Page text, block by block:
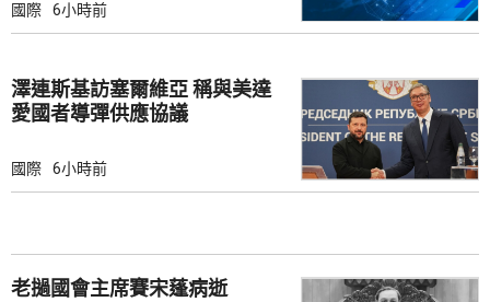
國際 6小時前
澤連斯基訪塞爾維亞 稱與美達
愛國者導彈供應協議
國際 6小時前
老撾國會主席賽宋蓬病逝